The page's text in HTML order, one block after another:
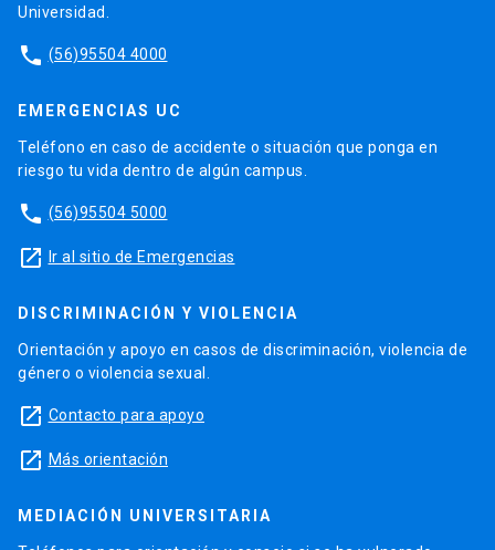
Universidad.
phone (56)95504 4000
EMERGENCIAS UC
Teléfono en caso de accidente o situación que ponga en
riesgo tu vida dentro de algún campus.
phone (56)95504 5000
launch Ir al sitio de Emergencias
DISCRIMINACIÓN Y VIOLENCIA
Orientación y apoyo en casos de discriminación, violencia de
género o violencia sexual.
launch Contacto para apoyo
launch Más orientación
MEDIACIÓN UNIVERSITARIA